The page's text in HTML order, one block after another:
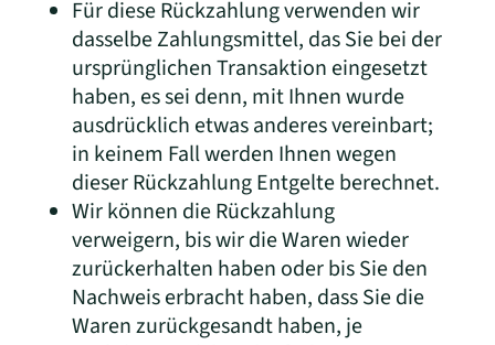
Für diese Rückzahlung verwenden wir
dasselbe Zahlungsmittel, das Sie bei der
ursprünglichen Transaktion eingesetzt
haben, es sei denn, mit Ihnen wurde
ausdrücklich etwas anderes vereinbart;
in keinem Fall werden Ihnen wegen
dieser Rückzahlung Entgelte berechnet.
Wir können die Rückzahlung
verweigern, bis wir die Waren wieder
zurückerhalten haben oder bis Sie den
Nachweis erbracht haben, dass Sie die
Waren zurückgesandt haben, je